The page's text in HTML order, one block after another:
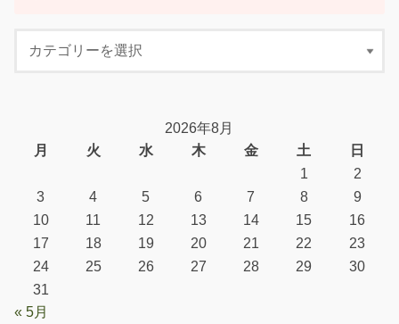
2026年8月
月
火 水 木 金 土
日
1
2
3
4 5 6 7 8
9
10
11 12 13 14 15
16
17
18 19 20 21 22
23
24
25 26 27 28 29
30
31
« 5月